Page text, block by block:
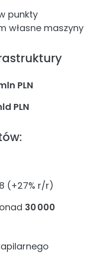
punkty
własne maszyny
PLN
PLN
(+27% r/r)
30 000